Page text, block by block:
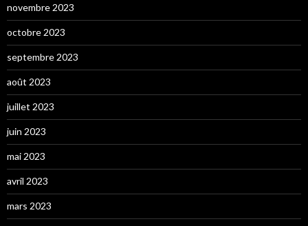
novembre 2023
octobre 2023
septembre 2023
août 2023
juillet 2023
juin 2023
mai 2023
avril 2023
mars 2023